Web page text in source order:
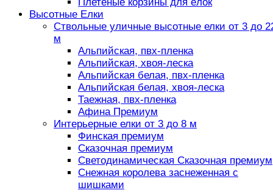
Высотные Елки
Ствольные уличные высотные елки от 3 до
м
Альпийская, пвх-пленка
Альпийская, хвоя-леска
Альпийская белая, пвх-пленка
Альпийская белая, хвоя-леска
Таежная, пвх-пленка
Афина Премиум
Интерьерные елки от 3 до 8 м
Финская премиум
Сказочная премиум
Светодинамическая Сказочная премиум
Снежная королева заснеженная с
шишками